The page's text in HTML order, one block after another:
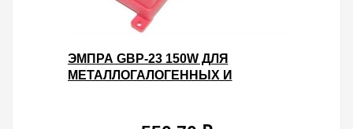
ЭМПРА GBP-23 150W ДЛЯ
МЕТАЛЛОГАЛОГЕННЫХ И